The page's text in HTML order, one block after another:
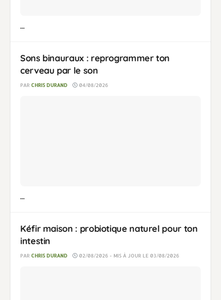
...
Sons binauraux : reprogrammer ton
cerveau par le son
PAR CHRIS DURAND 04/08/2026
...
Kéfir maison : probiotique naturel pour ton
intestin
PAR CHRIS DURAND 02/08/2026 - MIS À JOUR LE 03/08/2026